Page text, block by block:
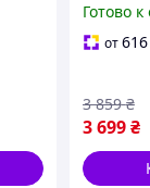
100%
Готово
от616
3 699₴
3 859 ₴